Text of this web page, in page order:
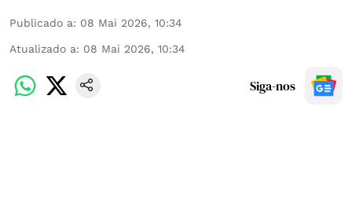
Publicado a: 08 Mai 2026, 10:34
Atualizado a: 08 Mai 2026, 10:34
Siga-nos